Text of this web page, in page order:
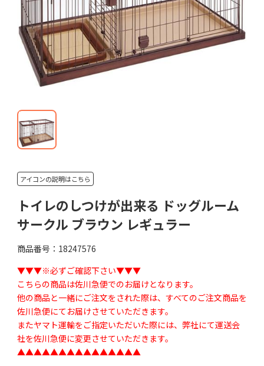
アイコンの説明はこちら
トイレのしつけが出来る ドッグルーム
サークル ブラウン レギュラー
商品番号：18247576
▼▼▼※必ずご確認下さい▼▼▼
こちらの商品は佐川急便でのお届けとなります。
他の商品と一緒にご注文をされた際は、すべてのご注文商品を
佐川急便にてお届けさせていただきます。
またヤマト運輸をご指定いただいた際には、弊社にて運送会
社を佐川急便に変更させていただきます。
▲▲▲▲▲▲▲▲▲▲▲▲▲▲▲